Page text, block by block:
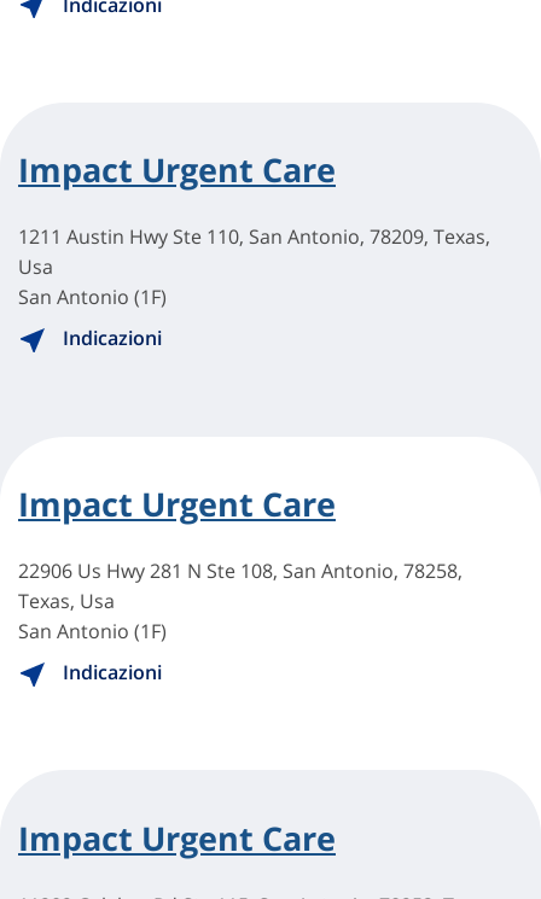
Impact Urgent Care
1211 Austin Hwy Ste 110, San Antonio, 78209, Texas,
Usa
San Antonio (1F)
Indicazioni
Impact Urgent Care
22906 Us Hwy 281 N Ste 108, San Antonio, 78258,
Texas, Usa
San Antonio (1F)
Indicazioni
Impact Urgent Care